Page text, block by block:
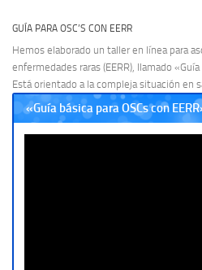
GUÍA PARA OSC’S CON EERR
Hemos elaborado un taller en línea para
enfermedades raras (EERR), llamado «Guía
Está orientado a la compleja situación en
«Guía básica para OSCs con